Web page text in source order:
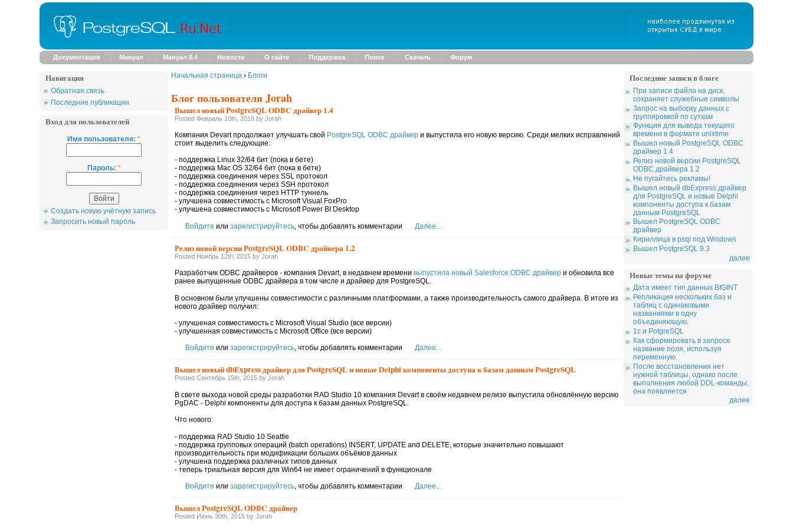
Документация Мануал Мануал 8.4 Новости О сайте Поддержка Поиск Скачать Форум
Навигация
Обратная связь
Последние публикации
Вход для пользователей
Имя пользователя:*
Пароль: *
Создать новую учётную запись
Запросить новый пароль
Начальная страница› Блоги
Блог пользователя Jorah
Вышел новый PostgreSQL ODBC драйвер 1.4
Posted Февраль 10th, 2016 by Jorah
Компания Devart продолжает улучшать свой PostgreSQL ODBC драйвери выпустила его новую версию. Среди мелких исправлений
стоит выделить следующие:
- поддержка Linux 32/64 бит (пока в бете)
- поддержка Mac OS 32/64 бит (пока в бете)
- поддержка соединения через SSL протокол
- поддержка соединения через SSH протокол
- поддержка соединения через HTTP туннель
- улучшена совместимость с Microsoft Visual FoxPro
- улучшена совместимость с Microsoft Power BI Desktop
Войдите или зарегистрируйтесь, чтобы добавлять комментарии Далее...
Релиз новой версии PostgreSQL ODBC драйвера 1.2
Posted Ноябрь 12th, 2015 by Jorah
Разработчик ODBC драйверов - компания Devart, в недавнем времени выпустила новый Salesforce ODBC драйвери обновила все
ранее выпущенные ODBC драйвера в том числе и драйвер для PostgreSQL.
В основном были улучшены совместимости с различными платформами, а также производительность самого драйвера. В итоге из
нового драйвер получил:
- улучшеная совместимость с Microsoft Visual Studio (все версии)
- улучшенная совместимость с Microsoft Office (все версии)
Войдите или зарегистрируйтесь, чтобы добавлять комментарии Далее...
Вышел новый dbExpress драйвер для PostgreSQL и новые Delphi компоненты доступа к базам данным PostgreSQL
Posted Сентябрь 15th, 2015 by Jorah
В свете выхода новой среды разработки RAD Studio 10 компания Devart в своём недавнем релизе выпустила обновлённую версию
PgDAC - Delphi компоненты для доступа к базам данных PostgreSQL.
Что нового:
- поддержка RAD Studio 10 Seattle
- поддержка групповых операций (batch operations) INSERT, UPDATE and DELETE, которые значительно повышают
производительность при модификации больших объёмов данных
- улучшена поддержка различных типов данных
- теперь триальная версия для Win64 не имеет ограничений в функционале
Войдите или зарегистрируйтесь, чтобы добавлять комментарии Далее...
Вышел PostgreSQL ODBC драйвер
Posted Июнь 30th, 2015 by Jorah
Последние записи в блоге
При записи файла на диск,
сохраняет служебные символы
Запрос на выборку данных с
группировкой по суткам
Функция для вывода текущего
времени в формате unixtime
Вышел новый PostgreSQL ODBC
драйвер 1.4
Релиз новой версии PostgreSQL
ODBC драйвера 1.2
Не пугайтесь рекламы!
Вышел новый dbExpress драйвер
для PostgreSQL и новые Delphi
компоненты доступа к базам
данным PostgreSQL
Вышел PostgreSQL ODBC
драйвер
Кириллица в psql под Windows
Вышел PostgreSQL 9.3
далее
Новые темы на форуме
Дата имеет тип данных BIGINT
Репликация нескольких баз и
таблиц с одинаковыми
названиями в одну
объединяющую.
1c и PotgreSQL
Как сформировать в запросе
название поля, используя
переменную.
После восстановления нет
нужной таблицы, однако после
выполнения любой DDL-команды,
она появляется
далее